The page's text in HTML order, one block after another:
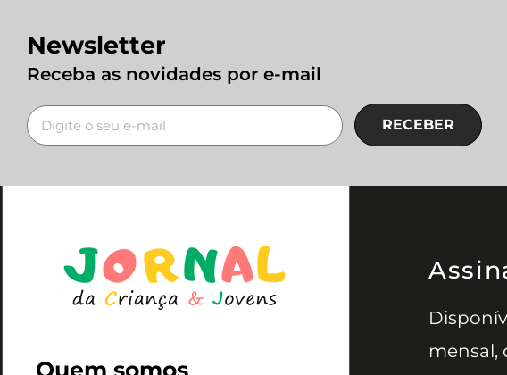
Newsletter
Receba as novidades por e-mail
RECEBER
Quem somos
mensal,